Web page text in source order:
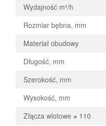
Wydajność m³/h
Rozmiar bębna, mm
Materiał obudowy
Długość, mm
Szerokość, mm
Wysokość, mm
Złącza wlotowe ⌀ 110